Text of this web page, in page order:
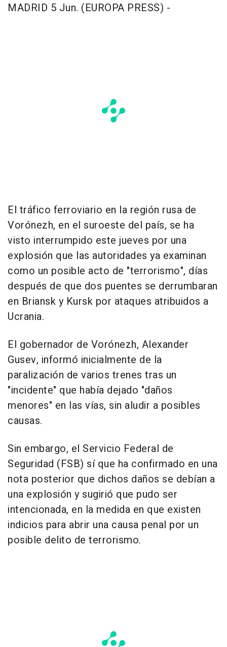
MADRID 5 Jun. (EUROPA PRESS) -
El tráfico ferroviario en la región rusa de
Vorónezh, en el suroeste del país, se ha
visto interrumpido este jueves por una
explosión que las autoridades ya examinan
como un posible acto de "terrorismo", días
después de que dos puentes se derrumbaran
en Briansk y Kursk por ataques atribuidos a
Ucrania.
El gobernador de Vorónezh, Alexander
Gusev, informó inicialmente de la
paralización de varios trenes tras un
"incidente" que había dejado "daños
menores" en las vías, sin aludir a posibles
causas.
Sin embargo, el Servicio Federal de
Seguridad (FSB) sí que ha confirmado en una
nota posterior que dichos daños se debían a
una explosión y sugirió que pudo ser
intencionada, en la medida en que existen
indicios para abrir una causa penal por un
posible delito de terrorismo.